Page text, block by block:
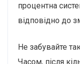
процентна
відповідно до
Не забувайте
Часом, після